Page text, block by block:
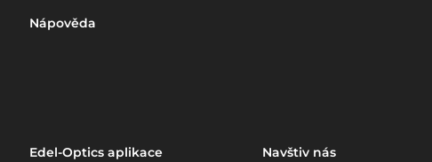
Nápověda
Edel-Optics aplikace Navštiv nás